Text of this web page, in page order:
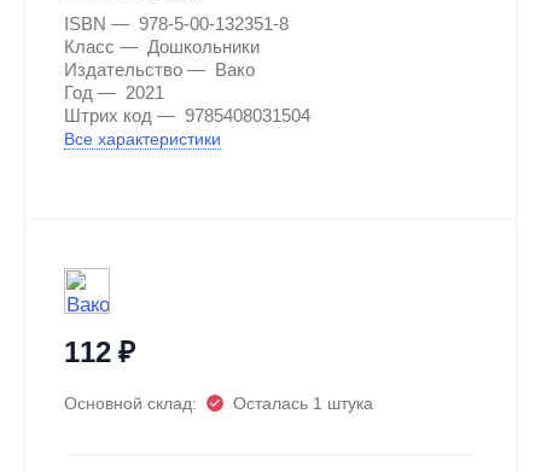
ISBN
978-5-00-132351-8
Класс
Дошкольники
Издательство
Вако
Год
2021
Штрих код
9785408031504
Все характеристики
112₽
Основной склад: Осталась 1 штука